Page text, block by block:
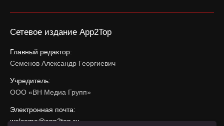
Сетевое издание App2Top
Главный редактор:
Семенов Александр Георгиевич
Учредитель:
ООО «ВН Медиа Групп»
Электронная почта:
welcome@app2top.ru